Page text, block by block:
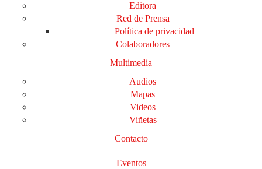
Editora
Red de Prensa
Política de privacidad
Colaboradores
Multimedia
Audios
Mapas
Videos
Viñetas
Contacto
Eventos